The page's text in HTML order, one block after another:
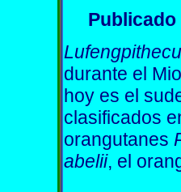
Publicado
durante el
hoy es el
clasificados
orangutanes
abelii, el